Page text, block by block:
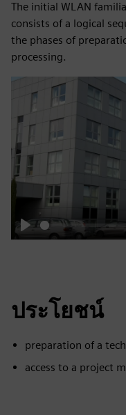
The initial WLAN
consists of a logical
the phases of
processing.
Play
ประโยชน์
preparation of a
access to a project